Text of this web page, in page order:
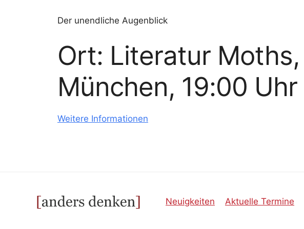
Der unendliche Augenblick
Ort: Literatur
München, 19:00 Uhr
Weitere Informationen
Neuigkeiten Aktuelle Termine